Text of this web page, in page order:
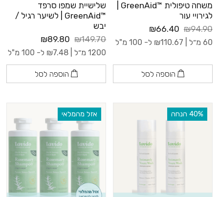
לגירויי עור
₪94.90
₪66.40
60 מ״ל | ₪110.67 ל- 100 מ"ל
הוספה לסל
שלישיית שמפו סרפד
™GreenAid | לשיער רגיל /
יבש
₪149.70
₪89.80
1200 מ״ל | ₪7.48 ל- 100 מ"ל
הוספה לסל
‫40% הנחה אזל מהמלאי